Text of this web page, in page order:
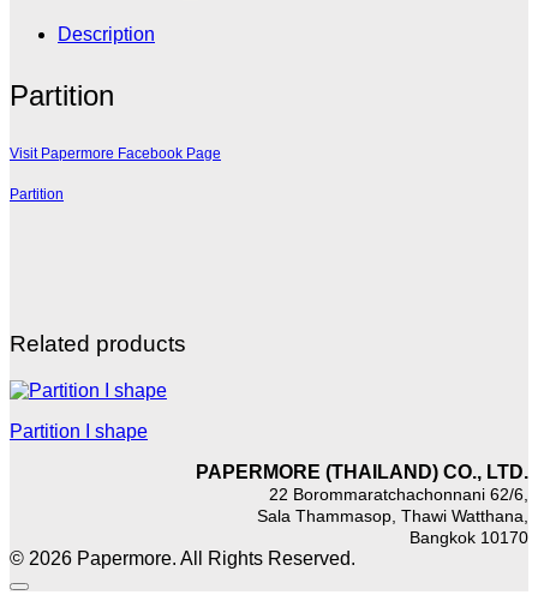
Description
Partition
Visit Papermore Facebook Page
Partition
Related products
Partition I shape
PAPERMORE (THAILAND) CO., LTD.
22 Borommaratchachonnani 62/6,
Sala Thammasop, Thawi Watthana,
Bangkok 10170
© 2026 Papermore. All Rights Reserved.